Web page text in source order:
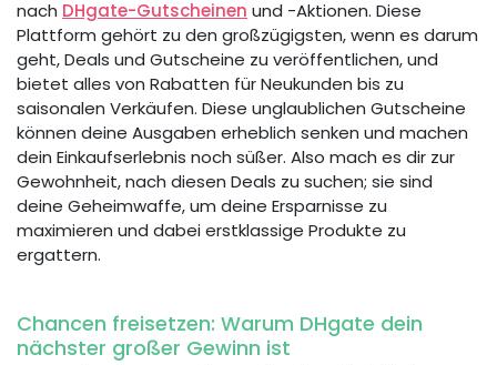
nach DHgate-Gutscheinen und -Aktionen. Diese
Plattform gehört zu den großzügigsten, wenn es darum
geht, Deals und Gutscheine zu veröffentlichen, und
bietet alles von Rabatten für Neukunden bis zu
saisonalen Verkäufen. Diese unglaublichen Gutscheine
können deine Ausgaben erheblich senken und machen
dein Einkaufserlebnis noch süßer. Also mach es dir zur
Gewohnheit, nach diesen Deals zu suchen; sie sind
deine Geheimwaffe, um deine Ersparnisse zu
maximieren und dabei erstklassige Produkte zu
ergattern.
Chancen freisetzen: Warum DHgate dein
nächster großer Gewinn ist